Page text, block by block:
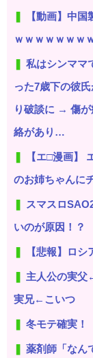
【動画】中
ｗｗｗｗｗｗｗ
私はシンママ
った7歳下の彼
り破談に → 傷が
絡があり…
【エ□漫画】
のお姉ちゃんに
スマスロ
いのが原因！？
【悲報】ロ
主人公の実
実兄←こいつ
冬モテ確実！
薬剤師「なん